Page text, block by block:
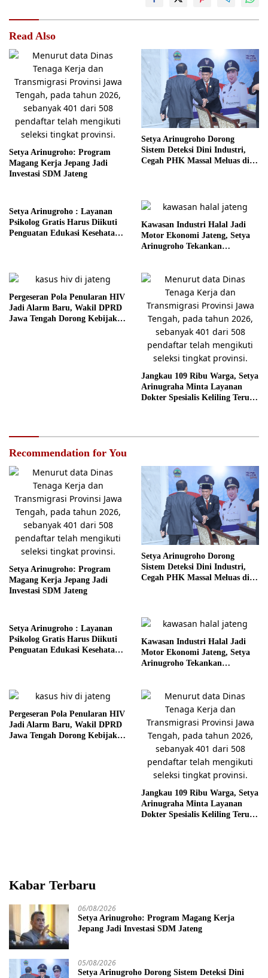
Read Also
Setya Arinugroho: Program
Magang Kerja Jepang Jadi
Investasi SDM Jateng
Setya Arinugroho Dorong
Sistem Deteksi Dini Industri,
Cegah PHK Massal Meluas di
Setya Arinugroho : Layanan
Psikolog Gratis Harus Diikuti
Penguatan Edukasi Kesehatan
Kawasan Industri Halal Jadi
Motor Ekonomi Jateng, Setya
Arinugroho Tekankan
Pergeseran Pola Penularan HIV
Jadi Alarm Baru, Wakil DPRD
Jawa Tengah Dorong Kebijakan
Jangkau 109 Ribu Warga, Setya
Arinugraha Minta Layanan
Dokter Spesialis Keliling Terus
Recommendation for You
Setya Arinugroho: Program
Magang Kerja Jepang Jadi
Investasi SDM Jateng
Setya Arinugroho Dorong
Sistem Deteksi Dini Industri,
Cegah PHK Massal Meluas di
Setya Arinugroho : Layanan
Psikolog Gratis Harus Diikuti
Penguatan Edukasi Kesehatan
Kawasan Industri Halal Jadi
Motor Ekonomi Jateng, Setya
Arinugroho Tekankan
Pergeseran Pola Penularan HIV
Jadi Alarm Baru, Wakil DPRD
Jawa Tengah Dorong Kebijakan
Jangkau 109 Ribu Warga, Setya
Arinugraha Minta Layanan
Dokter Spesialis Keliling Terus
Kabar Terbaru
06/08/2026
Setya Arinugroho: Program Magang Kerja
Jepang Jadi Investasi SDM Jateng
05/08/2026
Setya Arinugroho Dorong Sistem Deteksi Dini